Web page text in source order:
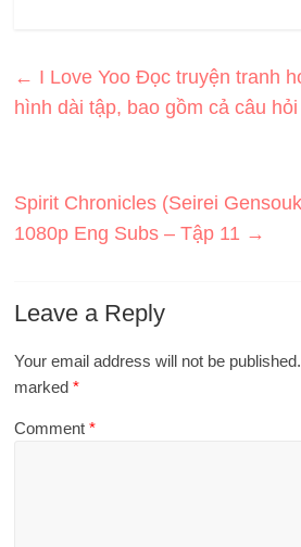
← I Love Yoo Đọc truyện tranh
hình dài tập, bao gồm cả câu
Spirit Chronicles (Seirei
1080p Eng Subs – Tập 11 →
Leave a Reply
Your email address will not be published.
marked*
Comment*